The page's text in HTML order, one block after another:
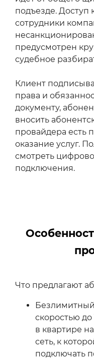
подъезде. Доступ
сотрудники
предусмотрен
судебное
Клиент
права и
документу,
вносить
провайдера есть
оказание услуг.
смотреть
подключения.
Что предлагают
скоростью
в квартире
сеть, к
подключать